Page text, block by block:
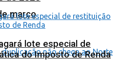
março
lote especial de
do Imposto de Renda